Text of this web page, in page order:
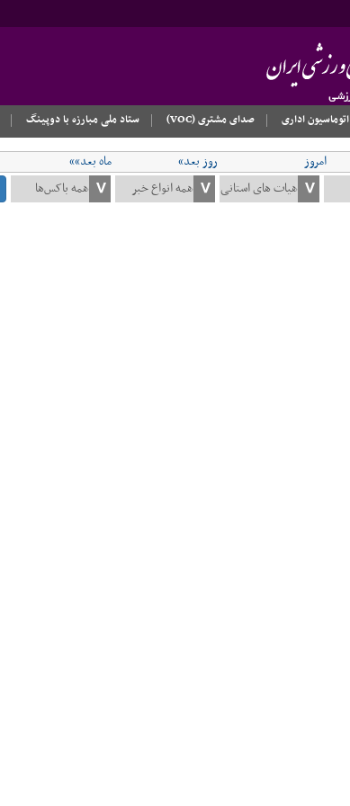
اتوماسیون اداری صدای مشتری (VOC) ستاد ملی مبارزه با دوپینگ
امروز روز بعد»
ماه بعد»»